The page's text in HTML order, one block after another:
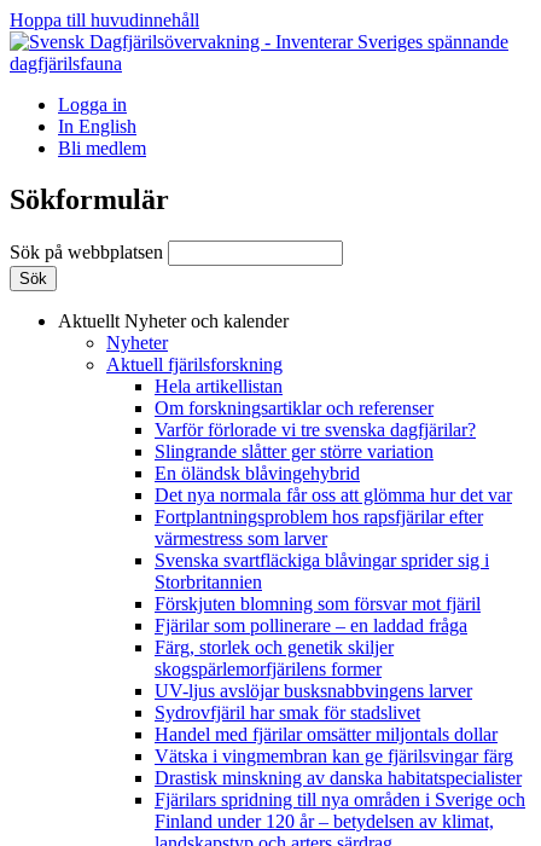
Hoppa till huvudinnehåll
Logga in
In English
Bli medlem
Sökformulär
Sök på webbplatsen
Aktuellt Nyheter och kalender
Nyheter
Aktuell fjärilsforskning
Hela artikellistan
Om forskningsartiklar och referenser
Varför förlorade vi tre svenska dagfjärilar?
Slingrande slåtter ger större variation
En öländsk blåvingehybrid
Det nya normala får oss att glömma hur det var
Fortplantningsproblem hos rapsfjärilar efter
värmestress som larver
Svenska svartfläckiga blåvingar sprider sig i
Storbritannien
Förskjuten blomning som försvar mot fjäril
Fjärilar som pollinerare – en laddad fråga
Färg, storlek och genetik skiljer
skogspärlemorfjärilens former
UV-ljus avslöjar busksnabbvingens larver
Sydrovfjäril har smak för stadslivet
Handel med fjärilar omsätter miljontals dollar
Vätska i vingmembran kan ge fjärilsvingar färg
Drastisk minskning av danska habitatspecialister
Fjärilars spridning till nya områden i Sverige och
Finland under 120 år– betydelsen av klimat,